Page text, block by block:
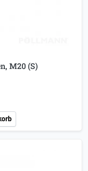
M20 (S)